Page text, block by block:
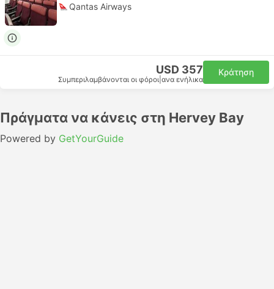
Qantas Airways
USD 357
Συμπεριλαμβάνονται οι φόροι ανα ενήλικα
Κράτηση
Πράγματα να κάνεις στη Hervey Bay
Powered by GetYourGuide